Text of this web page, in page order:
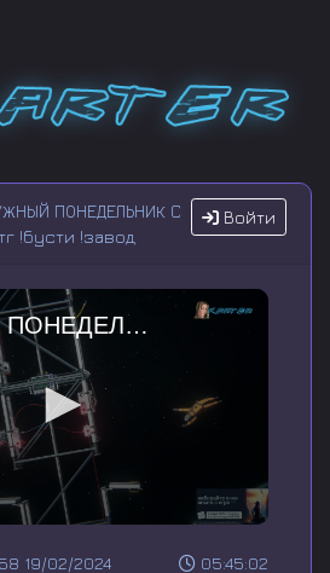
Войти
ПОНЕДЕЛЬНИК С
!бусти !завод
ДРУЖНЫЙ ПОНЕДЕЛЬНИК С @orkpod | !tinkoff !cd !тг !бусти !завод
05:45:02
19/02/2024